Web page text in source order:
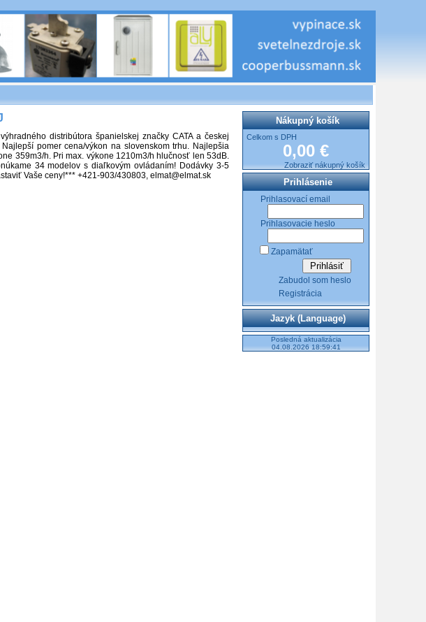
distribútora španielskej značky CATA a českej
pomer cena/výkon na slovenskom trhu. Najlepšia
359m3/h. Pri max. výkone 1210m3/h hlučnosť len 53dB.
34 modelov s diaľkovým ovládaním! Dodávky 3-5
Vaše ceny!*** +421-903/430803, elmat@elmat.sk
Nákupný košík
Celkom s DPH
0,00 €
Zobraziť nákupný košík
Prihlásenie
Prihlasovací email
Prihlasovacie heslo
Zapamätať
Zabudol som heslo
Registrácia
Jazyk (Language)
Posledná aktualizácia
04.08.2026 18:59:41